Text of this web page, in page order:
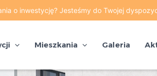
o inwestycję? Jesteśmy do Twojej
Mieszkania Galeria